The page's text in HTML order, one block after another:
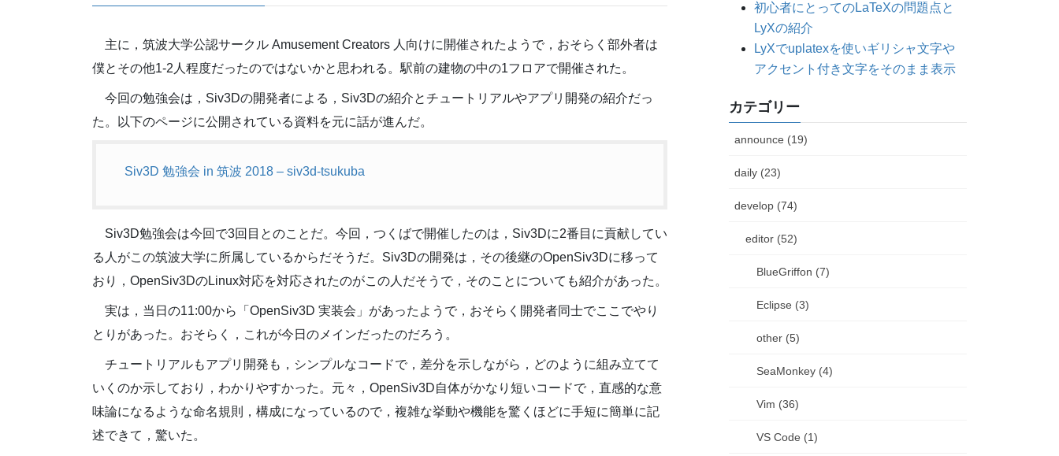
主に，筑波大学公認サークル Amusement Creators 人向けに開催されたようで，おそらく部外者は
僕とその他1-2人程度だったのではないかと思われる。駅前の建物の中の1フロアで開催された。
今回の勉強会は，Siv3Dの開発者による，Siv3Dの紹介とチュートリアルやアプリ開発の紹介だっ
た。以下のページに公開されている資料を元に話が進んだ。
Siv3D 勉強会 in 筑波 2018 – siv3d-tsukuba
Siv3D勉強会は今回で3回目とのことだ。今回，つくばで開催したのは，Siv3Dに2番目に貢献してい
る人がこの筑波大学に所属しているからだそうだ。Siv3Dの開発は，その後継のOpenSiv3Dに移って
おり，OpenSiv3DのLinux対応を対応されたのがこの人だそうで，そのことについても紹介があった。
実は，当日の11:00から「OpenSiv3D 実装会」があったようで，おそらく開発者同士でここでやり
とりがあった。おそらく，これが今日のメインだったのだろう。
チュートリアルもアプリ開発も，シンプルなコードで，差分を示しながら，どのように組み立てて
いくのか示しており，わかりやすかった。元々，OpenSiv3D自体がかなり短いコードで，直感的な意
味論になるような命名規則，構成になっているので，複雑な挙動や機能を驚くほどに手短に簡単に記
述できて，驚いた。
初心者にとってのLaTeXの問題点と
LyXの紹介
LyXでuplatexを使いギリシャ文字や
アクセント付き文字をそのまま表示
カテゴリー
announce (19)
daily (23)
develop (74)
editor (52)
BlueGriffon (7)
Eclipse (3)
other (5)
SeaMonkey (4)
Vim (36)
VS Code (1)